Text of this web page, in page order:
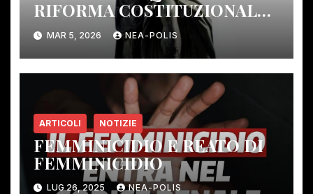
RIFORMA COSTITUZIONALE:
ELIMINARE GLI ORGANI DI
CONTROLLO DEMOCRATICO.
MAR 5, 2026 NEA-POLIS
ARTICOLI NOTIZIE
FEMMINICIDIO E REATO DI
FEMMINICIDIO
LUG 26, 2025 NEA-POLIS